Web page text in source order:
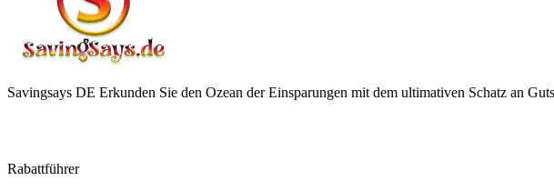
Savingsays DE Erkunden Sie den Ozean der Einsparungen mit dem ultimativen Schatz an
Rabattführer